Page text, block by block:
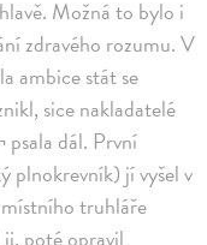
Možná to bylo i
zdravého rozumu. V
ambice stát se
sice nakladatelé
psala dál. První
plnokrevník) jí vyšel v
truhláře
poté opravil